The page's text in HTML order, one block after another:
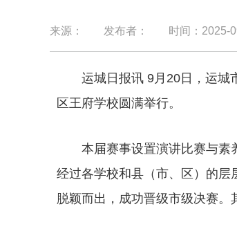
来源： 发布者： 时间：2025-
运城日报讯 9月20日，运城
区王府学校圆满举行。
本届赛事设置演讲比赛与素
经过各学校和县（市、区）的
脱颖而出，成功晋级市级决赛。